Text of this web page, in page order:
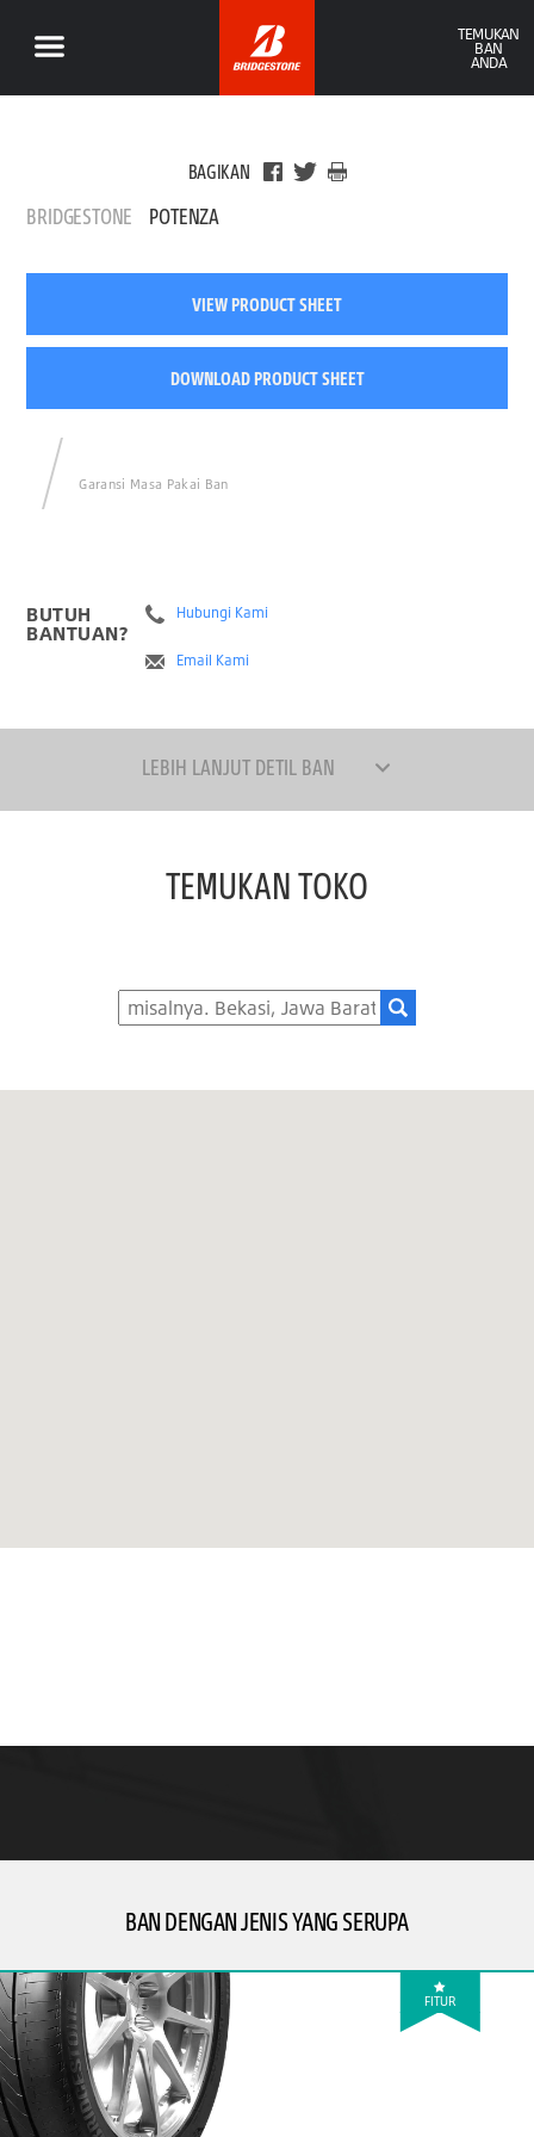
TEMUKAN
BAN
ANDA
BAGIKAN
BRIDGESTONE POTENZA
VIEW PRODUCT SHEET
DOWNLOAD PRODUCT SHEET
Garansi Masa Pakai Ban
BUTUH
BANTUAN?
Hubungi Kami
Email Kami
LEBIH LANJUT DETIL BAN
TEMUKAN TOKO
BAN DENGAN JENIS YANG SERUPA
FITUR